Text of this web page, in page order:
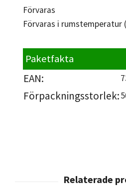
Förvaras
Förvaras i rumstemperatur
Paketfakta
EAN:
Förpackningsstorlek: